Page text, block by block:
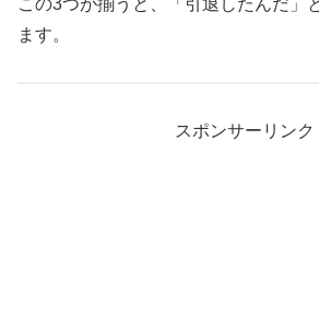
この3つが揃うと、「引退したんだ」
ます。
スポンサーリンク